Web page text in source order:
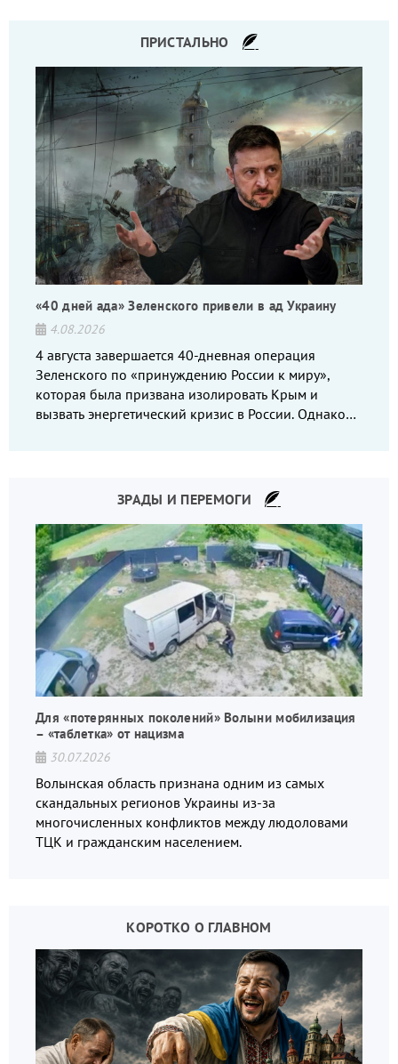
ПРИСТАЛЬНО
«40 дней ада» Зеленского привели в ад Украину
4.08.2026
4 августа завершается 40-дневная операция
Зеленского по «принуждению России к миру»,
которая была призвана изолировать Крым и
вызвать энергетический кризис в России. Однако
ЗРАДЫ И ПЕРЕМОГИ
Для «потерянных поколений» Волыни мобилизация
– «таблетка» от нацизма
30.07.2026
Волынская область признана одним из самых
скандальных регионов Украины из-за
многочисленных конфликтов между людоловами
ТЦК и гражданским населением.
КОРОТКО О ГЛАВНОМ